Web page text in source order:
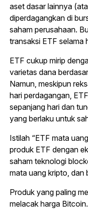
aset dasar lainnya
diperdagangkan di
saham perusahaan.
transaksi ETF selama
ETF cukup mirip
varietas dana
Namun, meskipun
hari perdagangan,
sepanjang hari dan
yang berlaku untuk
Istilah “ETF mata
produk ETF dengan
saham teknologi
mata uang kripto, dan
Produk yang paling
melacak harga